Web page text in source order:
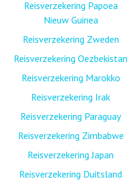
Reisverzekering Papoea
Nieuw Guinea
Reisverzekering Zweden
Reisverzekering Oezbekistan
Reisverzekering Marokko
Reisverzekering Irak
Reisverzekering Paraguay
Reisverzekering Zimbabwe
Reisverzekering Japan
Reisverzekering Duitsland